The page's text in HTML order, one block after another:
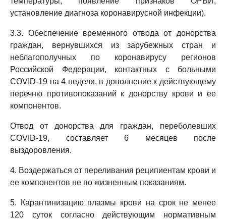
установление диагноза коронавирусной инфекции).
3.3. Обеспечение временного отвода от донорства
граждан, вернувшихся из зарубежных стран и
неблагополучных по коронавирусу регионов
Российской Федерации, контактных с больными
COVID-19 на 4 недели, в дополнение к действующему
перечню противопоказаний к донорству крови и ее
компонентов.
Отвод от донорства для граждан, переболевших
COVID-19, составляет 6 месяцев после
выздоровления.
4. Воздержаться от переливания реципиентам крови и
ее компонентов не по жизненным показаниям.
5. Карантинизацию плазмы крови на срок не менее
120 суток согласно действующим нормативным